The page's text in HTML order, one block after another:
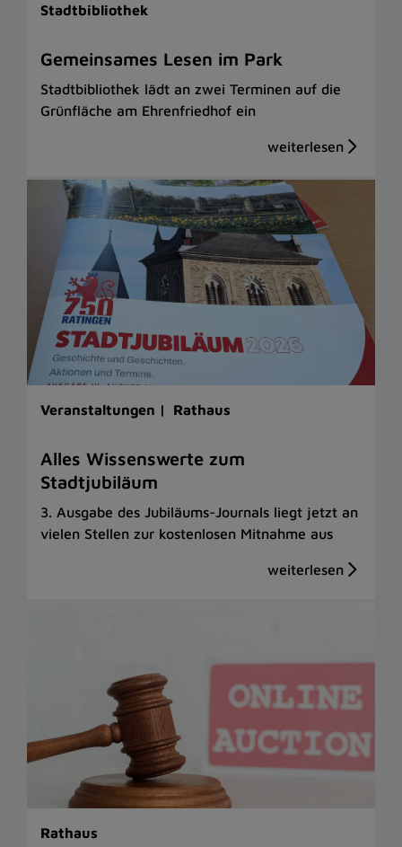
Stadtbibliothek
Gemeinsames Lesen im Park
Stadtbibliothek lädt an zwei Terminen auf die
Grünfläche am Ehrenfriedhof ein
Veranstaltungen | Rathaus
Alles Wissenswerte zum
Stadtjubiläum
3. Ausgabe des Jubiläums-Journals liegt jetzt an
vielen Stellen zur kostenlosen Mitnahme aus
Rathaus